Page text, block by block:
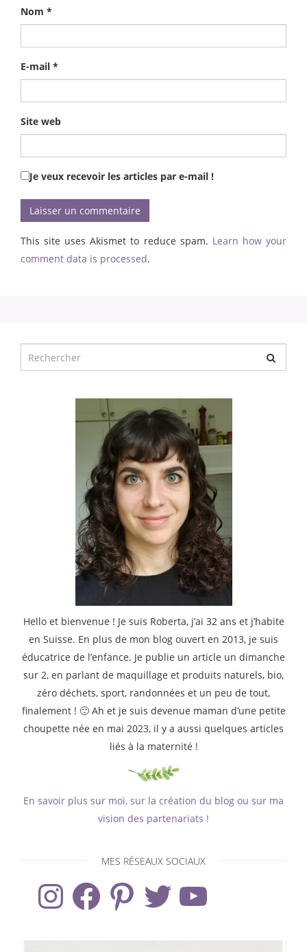
Nom *
E-mail *
Site web
Je veux recevoir les articles par e-mail !
This site uses Akismet to reduce spam. Learn how your
comment data is processed.
pour
Hello et bienvenue ! Je suis Roberta, j’ai 32 ans et j’habite
en Suisse. En plus de mon blog ouvert en 2013, je suis
éducatrice de l’enfance. Je publie un article un dimanche
sur 2, en parlant de maquillage et produits naturels, bio,
zéro déchets, sport, randonnées et un peu de tout,
finalement ! 🙂 Ah et je suis devenue maman d’une petite
choupette née en mai 2023, il y a aussi quelques articles
liés à la maternité !
En savoir plus sur moi, sur la création du blog ou sur ma
vision des partenariats !
MES RÉSEAUX SOCIAUX
InstagramFacebook PinterestTwitter YouTube